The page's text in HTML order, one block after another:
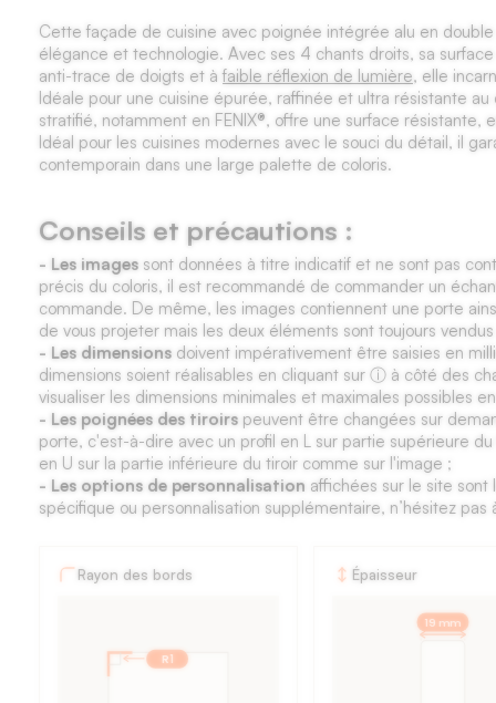
Cette façade de cuisine avec poignée intégrée alu en double
élégance et technologie. Avec ses 4 chants droits, sa
anti-trace de doigts et à faible réflexion de lumière, elle
Idéale pour une cuisine épurée, raffinée et ultra résistante
stratifié, notamment en FENIX®, offre une surface résistante,
Idéal pour les cuisines modernes avec le souci du détail, il
contemporain dans une large palette de coloris.
Conseils et précautions :
- Les images sont données à titre indicatif et ne sont pas
précis du coloris, il est recommandé de commander un
commande. De même, les images contiennent une porte
de vous projeter mais les deux éléments sont toujours
- Les dimensions doivent impérativement être saisies en
dimensions soient réalisables en cliquant sur ⓘ à côté des
visualiser les dimensions minimales et maximales possibles
- Les poignées des tiroirs peuvent être changées sur
porte, c'est-à-dire avec un profil en L sur partie supérieure
en U sur la partie inférieure du tiroir comme sur l'image ;
- Les options de personnalisation affichées sur le site
spécifique ou personnalisation supplémentaire, n’hésitez pas
Fiche
façades
Rayon des bords
R1
Épaisseur
19 mm